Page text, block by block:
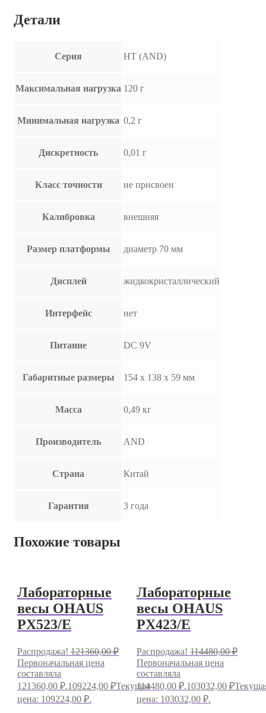
Детали
Серия HT (AND)
Максимальная нагрузка 120 г
Минимальная нагрузка 0,2 г
Дискретность 0,01 г
Класс точности не присвоен
Калибровка внешняя
Размер платформы диаметр 70 мм
Дисплей жидкокристаллический
Интерфейс нет
Питание DC 9V
Габаритные размеры 154 x 138 x 59 мм
Масса 0,49 кг
Производитель AND
Страна Китай
Гарантия 3 года
Похожие товары
Лабораторные
весы OHAUS
PX523/E
Распродажа! 121360,00₽
Первоначальная цена
составляла
121360,00 ₽.109224,00 ₽Текущая
цена: 109224,00 ₽.
Лабораторные
весы OHAUS
PX423/E
Распродажа! 114480,00₽
Первоначальная цена
составляла
114480,00 ₽.103032,00 ₽
цена: 103032,00 ₽.